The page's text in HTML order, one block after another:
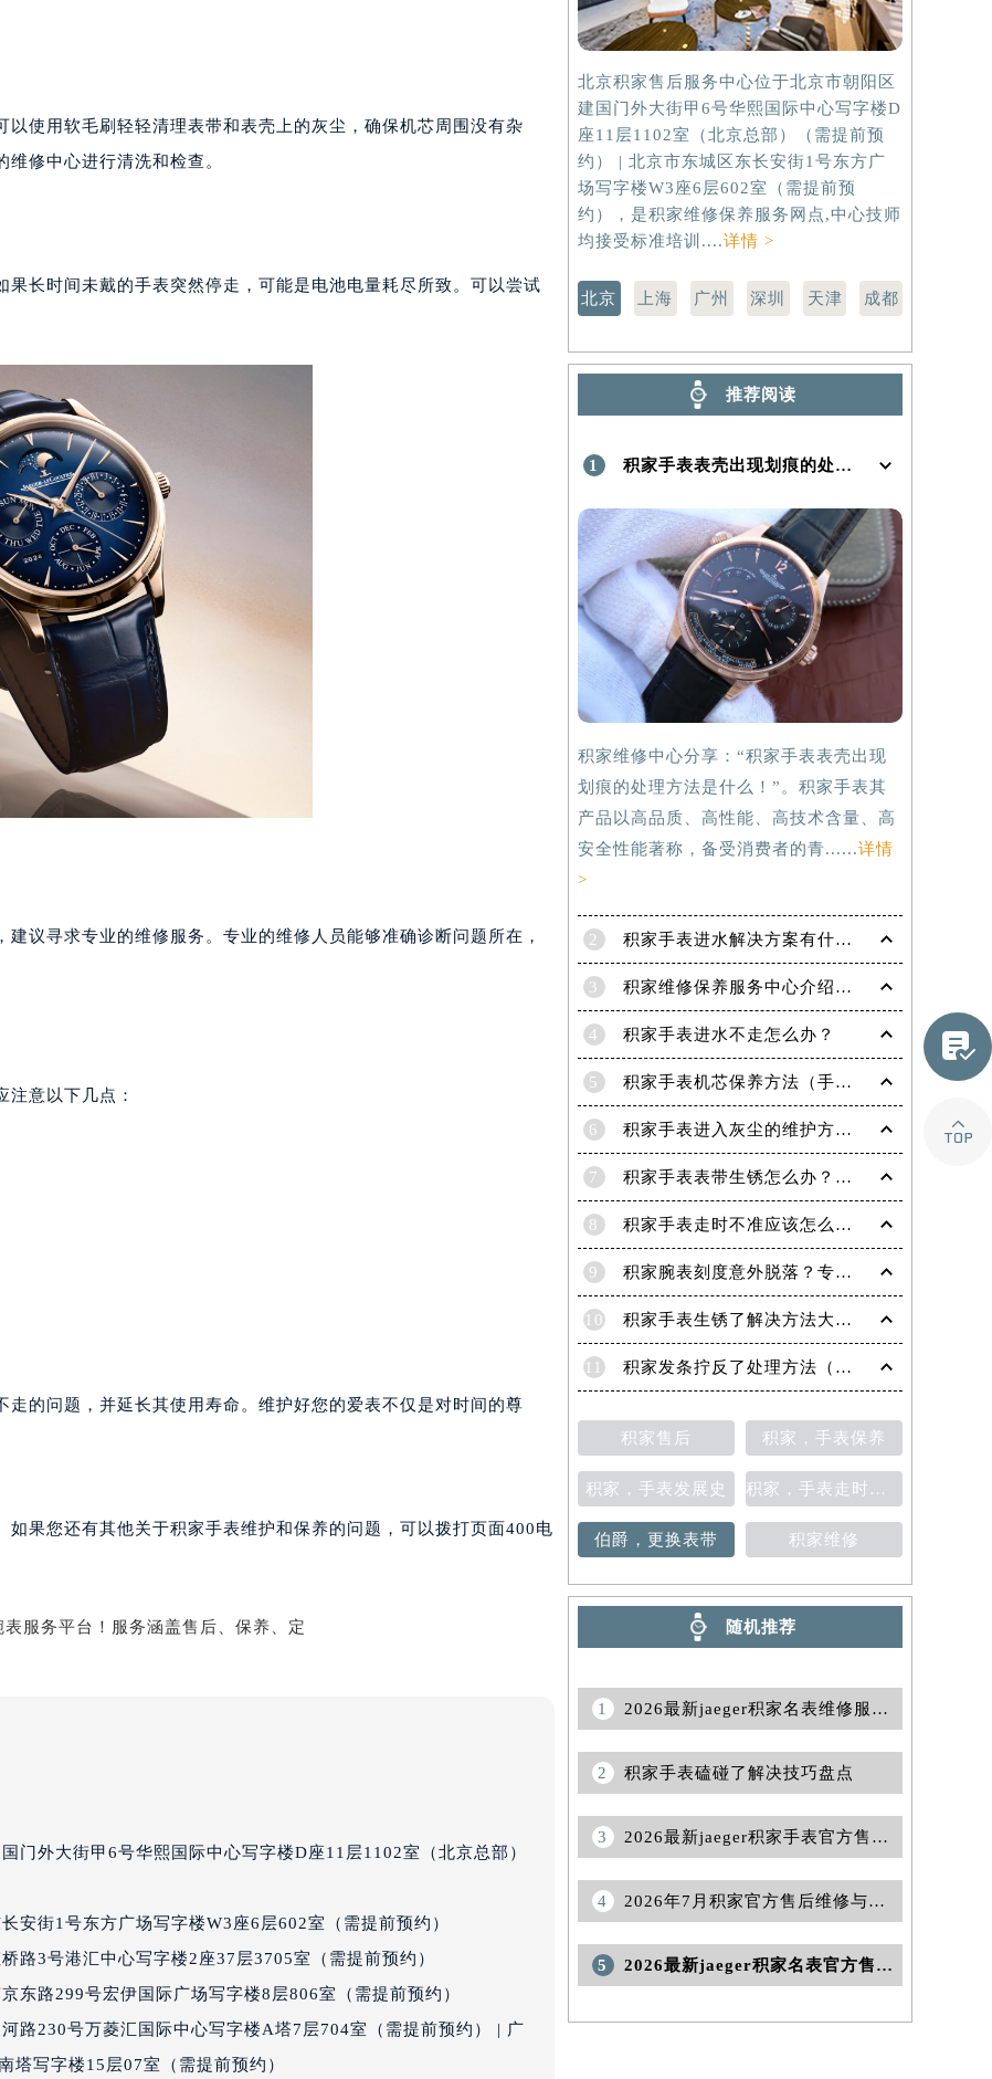
广场写字楼9层902室（需提前预约）
楼29层2905室（需提前预约）
（CCMALL）C座17层17-B（需提前预约）
层1015室（需提前预约）
心T2座写字楼29层03室（需提前预约）
7层G室（需提前预约）
心C座12层1205室（需提前预约）
心T1写字楼9层907室（需提前预约）
字楼1座11层1104室（需提前预约）
楼16层1603室（需提前预约）
心办公楼C座22层08室（需提前预约）
厦38层09室（需提前预约）
1224室（需提前预约）
厦B座12楼03室（需提前预约）
写字楼A座7楼709室（需提前预约）
04室（需提前预约）
A座907室（需提前预约）
座(旺进大厦)18层09室（需提前预约）
际金融中心14楼14D（需提前预约）
字楼A座10层1002室（需提前预约）
东1幢20楼2002室（需提前预约）
后服务中心（需提前预约）
服务中心（需提前预约）
服务中心（需提前预约）
服务中心（需提前预约）
后服务中心（需提前预约）
服务中心（需提前预约）
服务中心（需提前预约）
服务中心（需提前预约）
后服务中心（需提前预约）
服务中心（需提前预约）
务中心（需提前预约）
务中心（需提前预约）
务中心（需提前预约）
务中心（需提前预约）
服务中心（需提前预约）
服务中心（需提前预约）
后服务中心（需提前预约）
务中心（需提前预约）
叉口积家售后服务中心（需提前预约）
使用软毛刷轻轻清理表带和表壳上的灰尘，确保机芯周围没有杂
修中心进行清洗和检查。
长时间未戴的手表突然停走，可能是电池电量耗尽所致。可以尝试
议寻求专业的维修服务。专业的维修人员能够准确诊断问题所在，
意以下几点：
的问题，并延长其使用寿命。维护好您的爱表不仅是对时间的尊
如果您还有其他关于积家手表维护和保养的问题，可以拨打页面400电
门外大街甲6号华熙国际中心写字楼D座11层1102室（北京总部）
安街1号东方广场写字楼W3座6层602室（需提前预约）
路3号港汇中心写字楼2座37层3705室（需提前预约）
东路299号宏伊国际广场写字楼8层806室（需提前预约）
路230号万菱汇国际中心写字楼A塔7层704室（需提前预约） | 广
塔写字楼15层07室（需提前预约）
北京积家售后服务中心位于北京市朝阳区
建国门外大街甲6号华熙国际中心写字楼D
座11层1102室（北京总部）（需提前预
约） | 北京市东城区东长安街1号东方广
场写字楼W3座6层602室（需提前预
约），是积家维修保养服务网点,中心技师
均接受标准培训....详情 >
北京 上海 广州 深圳 天津 成都
推荐阅读
1 积家手表表壳出现划痕的处理方法是什么！
积家维修中心分享：“积家手表表壳出现
划痕的处理方法是什么！”。积家手表其
产品以高品质、高性能、高技术含量、高
安全性能著称，备受消费者的青......详情
>
2 积家手表进水解决方案有什么？
3 积家维修保养服务中心介绍 | 积家
4 积家手表进水不走怎么办？
5 积家手表机芯保养方法（手表机芯正确保养方法）
6 积家手表进入灰尘的维护方法（处理办法）
7 积家手表表带生锈怎么办？（积家手表去除锈迹的四种方法）
8 积家手表走时不准应该怎么办?(走时不准的处理方法)
9 积家腕表刻度意外脱落？专业应对策略在这里
10 积家手表生锈了解决方法大全（有效保养与修复指南）
11 积家发条拧反了处理方法（手表维修的正确步骤与技巧）
积家售后 积家，手表保养
积家，手表发展史 积家，手表走时不准
伯爵，更换表带 积家维修
随机推荐
1 2026最新jaeger积家名表维修服务点地址考察报告
2 积家手表磕碰了解决技巧盘点
3 2026最新jaeger积家手表官方售后维修中心地址调研报告
4 2026年7月积家官方售后维修与保养综合服务中心迁址补充最终确认文件
5 2026最新jaeger积家名表官方售后保养服务中心地址调研报告

